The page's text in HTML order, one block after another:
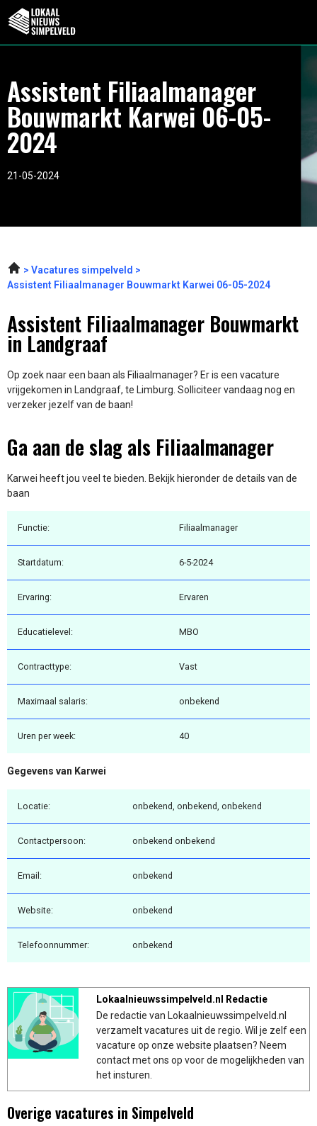
Assistent Filiaalmanager
Bouwmarkt Karwei 06-05-
2024
21-05-2024
Vacatures simpelveld
Assistent Filiaalmanager Bouwmarkt Karwei 06-05-2024
Assistent Filiaalmanager Bouwmarkt
in Landgraaf
Op zoek naar een baan als Filiaalmanager? Er is een vacature
vrijgekomen in Landgraaf, te Limburg. Solliciteer vandaag nog en
verzeker jezelf van de baan!
Ga aan de slag als Filiaalmanager
Karwei heeft jou veel te bieden. Bekijk hieronder de details van de
baan
Functie: Filiaalmanager
Startdatum: 6-5-2024
Ervaring: Ervaren
Educatielevel: MBO
Contracttype: Vast
Maximaal salaris: onbekend
Uren per week: 40
Gegevens van Karwei
Locatie: onbekend, onbekend, onbekend
Contactpersoon: onbekend onbekend
Email: onbekend
Website: onbekend
Telefoonnummer: onbekend
Lokaalnieuwssimpelveld.nl Redactie
De redactie van Lokaalnieuwssimpelveld.nl
verzamelt vacatures uit de regio. Wil je zelf een
vacature op onze website plaatsen? Neem
contact met ons op voor de mogelijkheden van
het insturen.
Overige vacatures in Simpelveld